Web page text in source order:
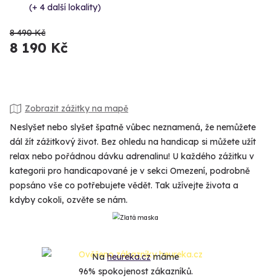
(+ 4 další lokality)
8 490 Kč
8 190 Kč
Zobrazit zážitky na mapě
Neslyšet nebo slyšet špatně vůbec neznamená, že nemůžete
dál žít zážitkový život. Bez ohledu na handicap si můžete užít
relax nebo pořádnou dávku adrenalinu! U každého zážitku v
kategorii pro handicapované je v sekci Omezení, podrobně
popsáno vše co potřebujete vědět. Tak užívejte života a
kdyby cokoli, ozvěte se nám.
Naheureka.czmáme
96% spokojenost zákazníků.